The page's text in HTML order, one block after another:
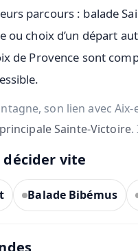
parcours : balade
ou choix d’un départ
de Provence sont
son lien avec
Sainte-Victoire.
décider vite
Balade Bibémus